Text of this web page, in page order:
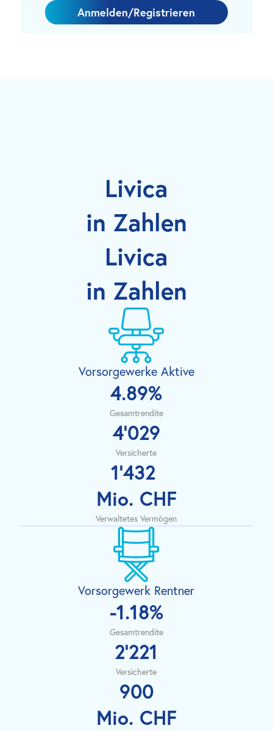
Anmelden/Registrieren
Livica
in Zahlen
Livica
in Zahlen
Vorsorgewerke Aktive
4.89%
Gesamtrendite
4'029
Versicherte
1'432
Mio. CHF
Verwaltetes Vermögen
Vorsorgewerk Rentner
-1.18%
Gesamtrendite
2'221
Versicherte
900
Mio. CHF